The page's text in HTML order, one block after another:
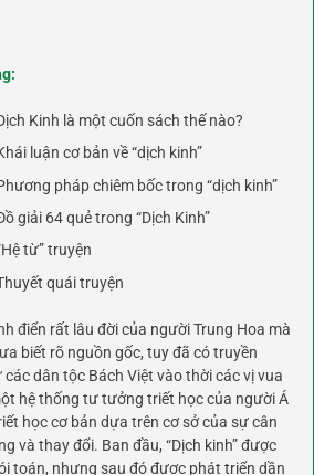
Kinh là một cuốn sách thế nào?
luận cơ bản về “dịch kinh”
pháp chiêm bốc trong “dịch kinh”
giải 64 quẻ trong “Dịch Kinh”
từ” truyện
quái truyện
điển rất lâu đời của người Trung Hoa mà
biết rõ nguồn gốc, tuy đã có truyền
dân tộc Bách Việt vào thời các vị vua
hệ thống tư tưởng triết học của người Á
học cơ bản dựa trên cơ sở của sự cân
và thay đổi. Ban đầu, “Dịch kinh” được
toán, nhưng sau đó được phát triển dần